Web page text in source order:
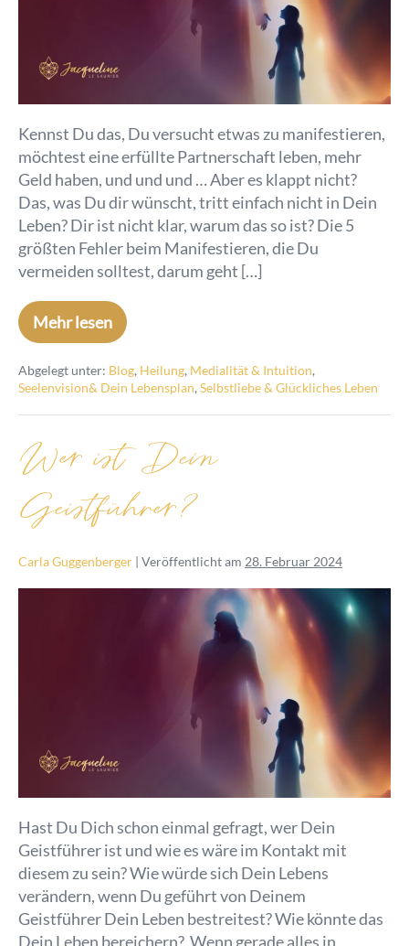
Kennst Du das, Du versucht etwas zu manifestieren,
möchtest eine erfüllte Partnerschaft leben, mehr
Geld haben, und und und … Aber es klappt nicht?
Das, was Du dir wünscht, tritt einfach nicht in Dein
Leben? Dir ist nicht klar, warum das so ist? Die 5
größten Fehler beim Manifestieren, die Du
vermeiden solltest, darum geht […]
Mehr lesen
Abgelegt unter: Blog, Heilung, Medialität & Intuition,
Seelenvision& Dein Lebensplan, Selbstliebe & Glückliches Leben
Wer ist Dein
Geistführer?
Carla Guggenberger | Veröffentlicht am 28. Februar 2024
Hast Du Dich schon einmal gefragt, wer Dein
Geistführer ist und wie es wäre im Kontakt mit
diesem zu sein? Wie würde sich Dein Lebens
verändern, wenn Du geführt von Deinem
Geistführer Dein Leben bestreitest? Wie könnte das
Dein Leben bereichern? Wenn gerade alles in